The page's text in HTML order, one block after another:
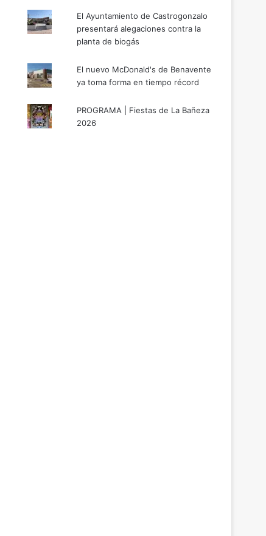
El Ayuntamiento de Castrogonzalo
presentará alegaciones contra la
planta de biogás
El nuevo McDonald's de Benavente
ya toma forma en tiempo récord
PROGRAMA | Fiestas de La Bañeza
2026